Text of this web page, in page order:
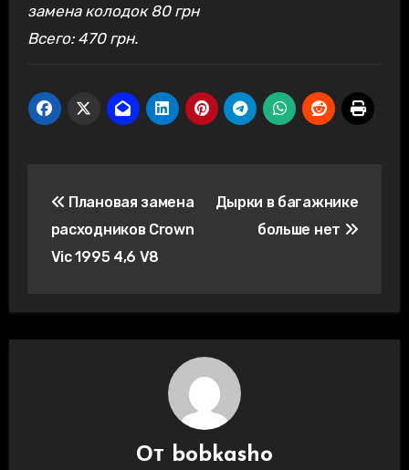
замена колодок 80 грн
Всего: 470 грн.
по
записям
Плановая замена
расходников Crown
Vic 1995 4,6 V8
Дырки в багажнике
больше нет
От bobkasho